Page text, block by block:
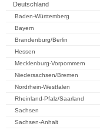
Deutschland
Baden-Württemberg
Bayern
Brandenburg/Berlin
Hessen
Mecklenburg-Vorpommern
Niedersachsen/Bremen
Nordrhein-Westfalen
Rheinland-Pfalz/Saarland
Sachsen
Sachsen-Anhalt